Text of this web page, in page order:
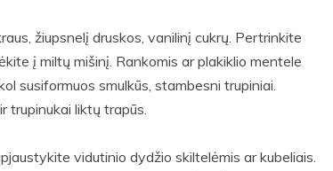
žiupsnelį druskos, vanilinį cukrų. Pertrinkite
į miltų mišinį. Rankomis ar plakiklio mentele
susiformuos smulkūs, stambesni trupiniai.
trupinukai liktų trapūs.
vidutinio dydžio skiltelėmis ar kubeliais.